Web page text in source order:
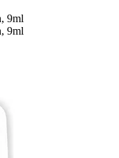
9ml
9ml